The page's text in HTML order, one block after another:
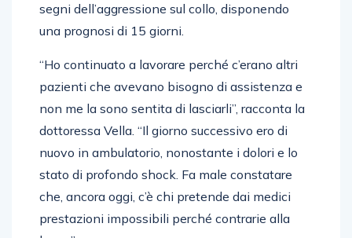
segni dell’aggressione sul collo, disponendo
una prognosi di 15 giorni.
“Ho continuato a lavorare perché c’erano altri
pazienti che avevano bisogno di assistenza e
non me la sono sentita di lasciarli”, racconta la
dottoressa Vella. “Il giorno successivo ero di
nuovo in ambulatorio, nonostante i dolori e lo
stato di profondo shock. Fa male constatare
che, ancora oggi, c’è chi pretende dai medici
prestazioni impossibili perché contrarie alla